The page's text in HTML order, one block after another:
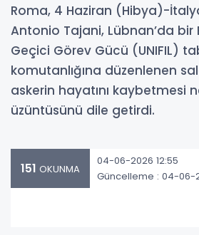
Roma, 4 Haziran (Hibya)-
Antonio Tajani, Lübnan’da bir
Geçici Görev Gücü (UNIFIL)
komutanlığına düzenlenen
askerin hayatını kaybetmesi
üzüntüsünü dile getirdi.
151 OKUNMA
04-06-2026 12:55
Güncelleme : 04-06-